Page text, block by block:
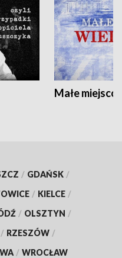
Małe
/ GDAŃSK /
/ KIELCE /
/ OLSZTYN /
/ RZESZÓW /
/ WROCŁAW